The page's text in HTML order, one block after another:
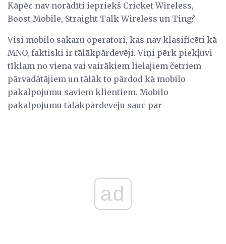
Kāpēc nav norādīti iepriekš Cricket Wireless,
Boost Mobile, Straight Talk Wireless un Ting?
Visi mobilo sakaru operatori, kas nav klasificēti kā
MNO, faktiski ir tālākpārdevēji. Viņi pērk piekļuvi
tīklam no viena vai vairākiem lielajiem četriem
pārvadātājiem un tālāk to pārdod kā mobilo
pakalpojumu saviem klientiem. Mobilo
pakalpojumu tālākpārdevēju sauc par
ad